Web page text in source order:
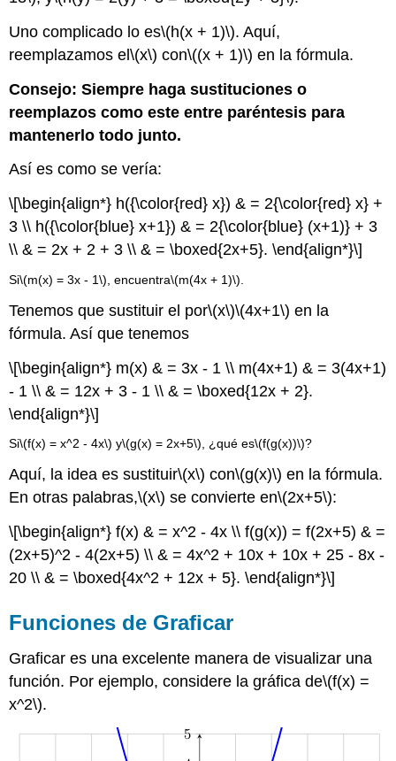
Uno complicado lo es\(h(x + 1)\). Aquí,
reemplazamos el\(x\) con\((x + 1)\) en la fórmula.
Consejo: Siempre haga sustituciones o
reemplazos como este entre paréntesis para
mantenerlo todo junto.
Así es como se vería:
\[\begin{align*} h({\color{red} x}) & = 2{\color{red} x} +
3 \\ h({\color{blue} x+1}) & = 2{\color{blue} (x+1)} + 3
\\ & = 2x + 2 + 3 \\ & = \boxed{2x+5}. \end{align*}\]
Si\(m(x) = 3x - 1\) , encuentra\(m(4x + 1)\)
Tenemos que sustituir el por\(x\)\(4x+1\) en la
fórmula. Así que tenemos
\[\begin{align*} m(x) & = 3x - 1 \\ m(4x+1) & = 3(4x+1)
- 1 \\ & = 12x + 3 - 1 \\ & = \boxed{12x + 2}.
\end{align*}\]
Si\(f(x) = x^2 - 4x\) y\(g(x) = 2x+5\), ¿qué es\(f(g(x))\)?
Aquí, la idea es sustituir\(x\) con\(g(x)\) en la fórmula.
En otras palabras,\(x\) se convierte en\(2x+5\):
\[\begin{align*} f(x) & = x^2 - 4x \\ f(g(x)) = f(2x+5) & =
(2x+5)^2 - 4(2x+5) \\ & = 4x^2 + 10x + 10x + 25 - 8x -
20 \\ & = \boxed{4x^2 + 12x + 5}. \end{align*}\]
Funciones de Graficar
Graficar es una excelente manera de visualizar una
función. Por ejemplo, considere la gráfica de\(f(x) =
x^2\).